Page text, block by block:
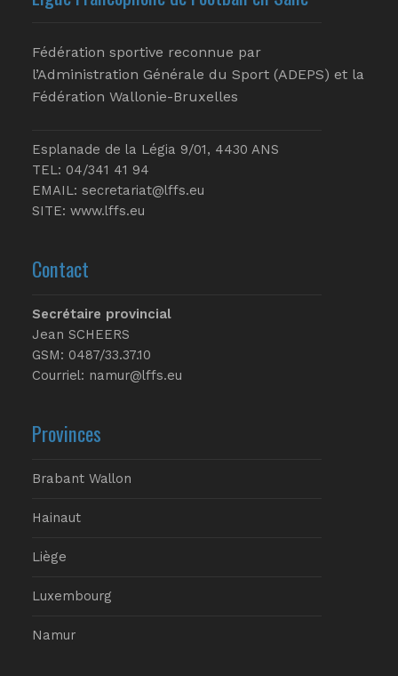
Fédération sportive reconnue par
l’Administration Générale du Sport (ADEPS) et la
Fédération Wallonie-Bruxelles
Esplanade de la Légia 9/01, 4430 ANS
TEL: 04/341 41 94
EMAIL: secretariat@lffs.eu
SITE: www.lffs.eu
Contact
Secrétaire provincial
Jean SCHEERS
GSM: 0487/33.37.10
Courriel: namur@lffs.eu
Provinces
Brabant Wallon
Hainaut
Liège
Luxembourg
Namur